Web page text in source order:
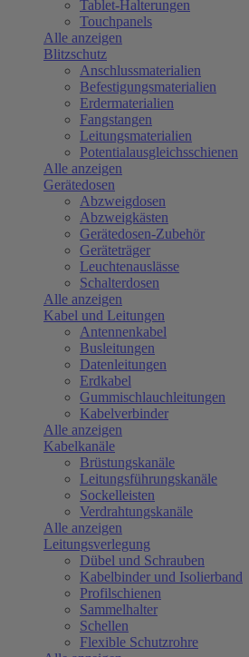
Tablet-Halterungen
Touchpanels
Alle anzeigen
Blitzschutz
Anschlussmaterialien
Befestigungsmaterialien
Erdermaterialien
Fangstangen
Leitungsmaterialien
Potentialausgleichsschienen
Alle anzeigen
Gerätedosen
Abzweigdosen
Abzweigkästen
Gerätedosen-Zubehör
Geräteträger
Leuchtenauslässe
Schalterdosen
Alle anzeigen
Kabel und Leitungen
Antennenkabel
Busleitungen
Datenleitungen
Erdkabel
Gummischlauchleitungen
Kabelverbinder
Alle anzeigen
Kabelkanäle
Brüstungskanäle
Leitungsführungskanäle
Sockelleisten
Verdrahtungskanäle
Alle anzeigen
Leitungsverlegung
Dübel und Schrauben
Kabelbinder und Isolierband
Profilschienen
Sammelhalter
Schellen
Flexible Schutzrohre